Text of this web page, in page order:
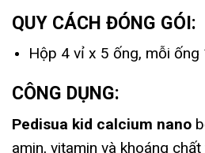
QUY CÁCH ĐÓNG GÓI:
Hộp 4 vỉ x 5 ống, mỗi ống
CÔNG DỤNG:
Pedisua kid calcium nano
amin, vitamin và khoáng